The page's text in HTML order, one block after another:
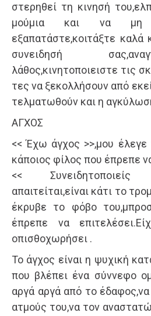
στερηθεί τη κινησή
μούμια και να μη
εξαπατάστε,κοιτάξτε
συνειδησή
λάθος,κινητοποιειστε τις
τες να ξεκολλήσουν από
τελματωθούν και η
ΑΓΧΟΣ
<< Έχω άγχος >>,μου έλεγε
κάποιος φίλος που έπρεπε
<<
απαιτείται,είναι κάτι το
έκρυβε το φόβο
έπρεπε να
οπισθοχωρήσει .
Το άγχος είναι η ψυχική
που βλέπει ένα σύννεφο
αργά αργά από το έδαφος,να
ατμούς του,να τον